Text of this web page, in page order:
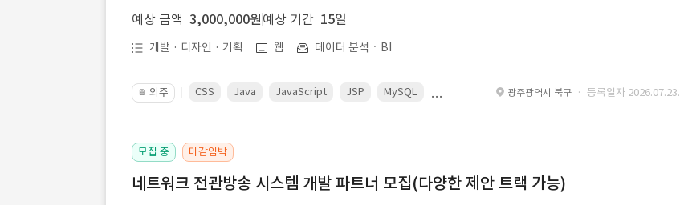
예상 금액 3,000,000원 예상 기간 15일
개발 · 디자인 · 기획 웹 데이터 분석ㆍBI
📔 외주 CSS Java JavaScript JSP MySQL Spring광주광역시 북구 · 등록일자 2026.07.23.
모집 중 마감임박
네트워크 전관방송 시스템 개발 파트너 모집(다양한 제안 트랙 가능)